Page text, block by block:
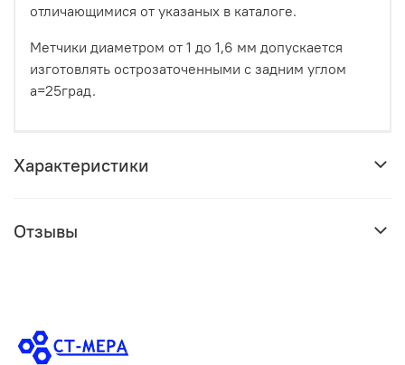
отличающимися от указаных в каталоге.
Метчики диаметром от 1 до 1,6 мм допускается
изготовлять острозаточенными с задним углом
а=25град.
Характеристики
Отзывы